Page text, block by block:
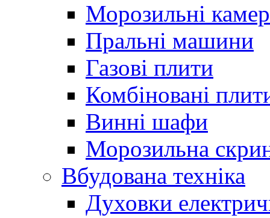
Морозильні
Пральні машини
Газові плити
Комбіновані
Винні шафи
Морозильна
Вбудована техніка
Духовки